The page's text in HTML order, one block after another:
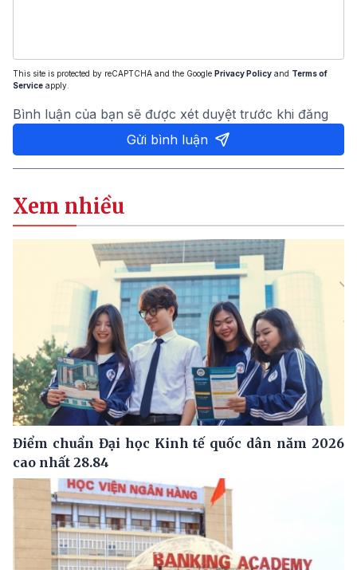
This site is protected by reCAPTCHA and the Google Privacy Policy and Terms of
Service apply.
Bình luận của bạn sẽ được xét duyệt trước khi đăng
Gửi bình luận
Xem nhiều
Điểm chuẩn Đại học Kinh tế quốc dân năm 2026
cao nhất 28.84